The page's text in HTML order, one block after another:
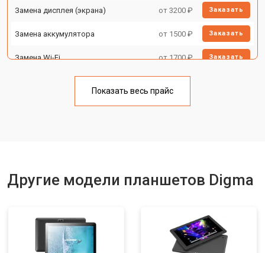
Замена дисплея (экрана) от 3200 ₽ Заказать
Замена аккумулятора от 1500 ₽ Заказать
Замена Wi-Fi от 1700 ₽ Заказать
от 1750 ₽
Показать весь прайс
Другие модели планшетов Digma